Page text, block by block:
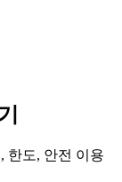
한도, 안전 이용